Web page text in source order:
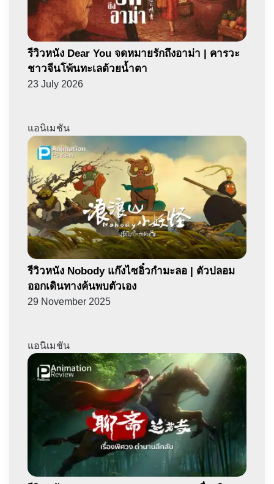
รีวิวหนัง Dear You จดหมายรักถึงอาม่า | คารวะ
ชาวจีนโพ้นทะเลด้วยน้ำตา
23 July 2026
แอนิเมชัน
รีวิวหนัง Nobody แก๊งไซอิ๋วกำมะลอ | ตัวปลอม
ออกเดินทางค้นพบตัวเอง
29 November 2025
แอนิเมชัน